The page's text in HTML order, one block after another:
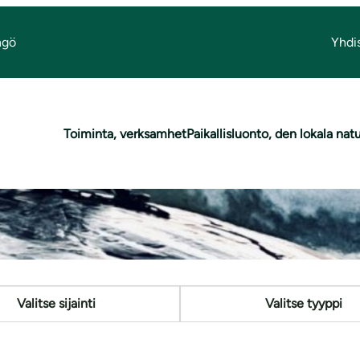
Toiminta, verksamhetPaikallisluonto, den lokala